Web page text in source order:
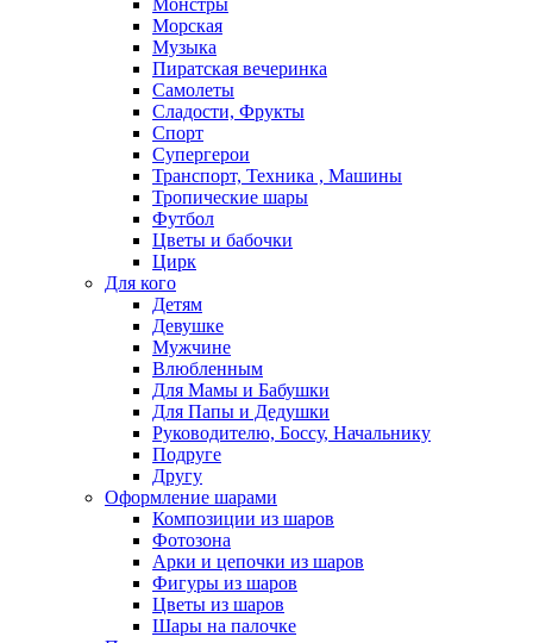
Монстры
Морская
Музыка
Пиратская вечеринка
Самолеты
Сладости, Фрукты
Спорт
Супергерои
Транспорт, Техника , Машины
Тропические шары
Футбол
Цветы и бабочки
Цирк
Для кого
Детям
Девушке
Мужчине
Влюбленным
Для Мамы и Бабушки
Для Папы и Дедушки
Руководителю, Боссу, Начальнику
Подруге
Другу
Оформление шарами
Композиции из шаров
Фотозона
Арки и цепочки из шаров
Фигуры из шаров
Цветы из шаров
Шары на палочке